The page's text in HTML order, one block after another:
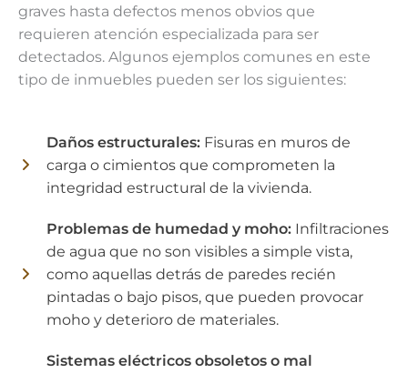
graves hasta defectos menos obvios que
requieren atención especializada para ser
detectados. Algunos ejemplos comunes en este
tipo de inmuebles pueden ser los siguientes:
Daños estructurales: Fisuras en muros de
carga o cimientos que comprometen la
integridad estructural de la vivienda.
Problemas de humedad y moho: Infiltraciones
de agua que no son visibles a simple vista,
como aquellas detrás de paredes recién
pintadas o bajo pisos, que pueden provocar
moho y deterioro de materiales.
Sistemas eléctricos obsoletos o mal